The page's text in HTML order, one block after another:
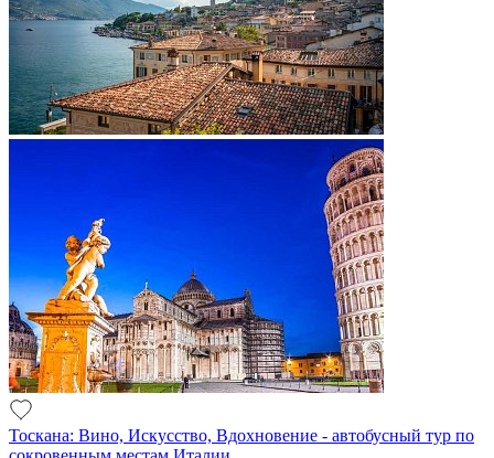
Тоскана: Вино, Искусство, Вдохновение - автобусный тур по